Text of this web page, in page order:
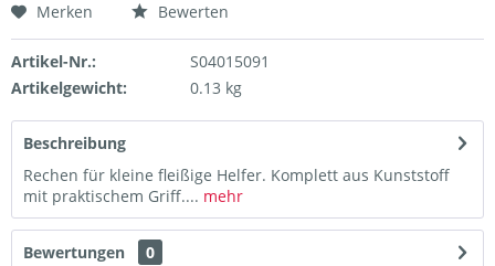
Merken Bewerten
Artikel-Nr.:
S04015091
Artikelgewicht:
0.13 kg
Beschreibung
Rechen für kleine fleißige Helfer. Komplett aus Kunststoff
mit praktischem Griff.... mehr
Bewertungen
0